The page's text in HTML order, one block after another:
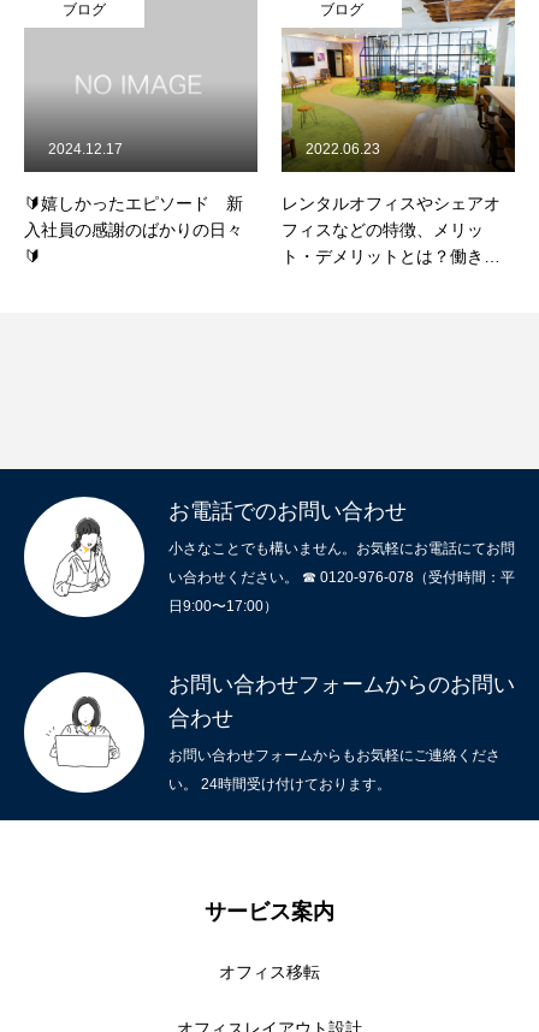
ブログ
🔰嬉しかったエピソード 新
入社員の感謝のばかりの日々
🔰
2024.12.17
ブログ
レンタルオフィスやシェアオ
フィスなどの特徴、メリッ
ト・デメリットとは？働き方
2022.06.23
お電話でのお問い合わせ
小さなことでも構いません。お気軽にお電話にてお問
い合わせください。 ☎ 0120-976-078（受付時間：平
日9:00〜17:00）
お問い合わせフォームからのお問い
合わせ
お問い合わせフォームからもお気軽にご連絡くださ
い。 24時間受け付けております。
サービス案内
オフィス移転